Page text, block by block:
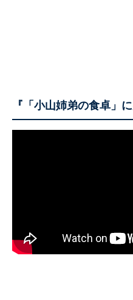
『「小山姉弟の食卓」